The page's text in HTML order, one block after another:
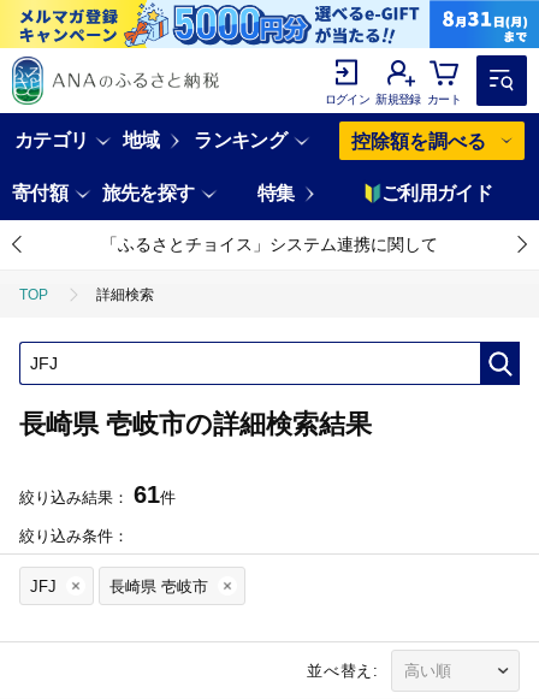
ログイン 新規登録 カート
カテゴリ 地域 ランキング 控除額を調べる
寄付額 旅先を探す 特集 ご利用ガイド
「ふるさとチョイス」システム連携に関して
TOP 詳細検索
長崎県 壱岐市の詳細検索結果
絞り込み結果： 61件
絞り込み条件：
JFJ 長崎県 壱岐市
並べ替え: